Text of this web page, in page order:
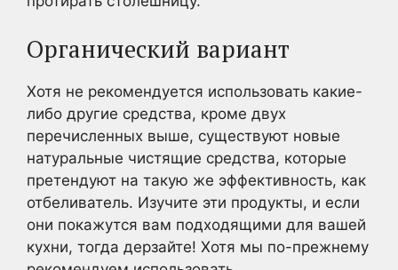
Органический вариант
Хотя не рекомендуется использовать какие-
либо другие средства, кроме двух
перечисленных выше, существуют новые
натуральные чистящие средства, которые
претендуют на такую же эффективность, как
отбеливатель. Изучите эти продукты, и если
они покажутся вам подходящими для вашей
кухни, тогда дерзайте! Хотя мы по-прежнему